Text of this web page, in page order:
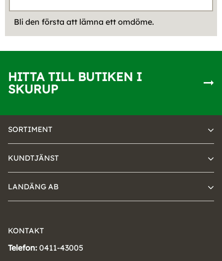
Bli den första att lämna ett omdöme.
HITTA TILL BUTIKEN I
SKURUP
SORTIMENT
KUNDTJÄNST
LANDÄNG AB
KONTAKT
Telefon: 0411-43005